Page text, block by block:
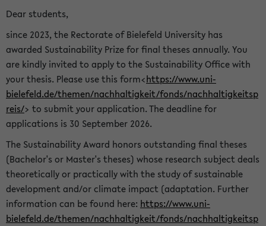
Dear students,
since 2023, the Rectorate of Bielefeld University has
awarded Sustainability Prize for final theses annually. You
are kindly invited to apply to the Sustainability Office with
your thesis. Please use this form<https://www.uni-
bielefeld.de/themen/nachhaltigkeit/fonds/nachhaltigkeitsp
reis/> to submit your application. The deadline for
applications is 30 September 2026.
The Sustainability Award honors outstanding final theses
(Bachelor's or Master's theses) whose research subject deals
theoretically or practically with the study of sustainable
development and/or climate impact (adaptation. Further
information can be found here: https://www.uni-
bielefeld.de/themen/nachhaltigkeit/fonds/nachhaltigkeitsp